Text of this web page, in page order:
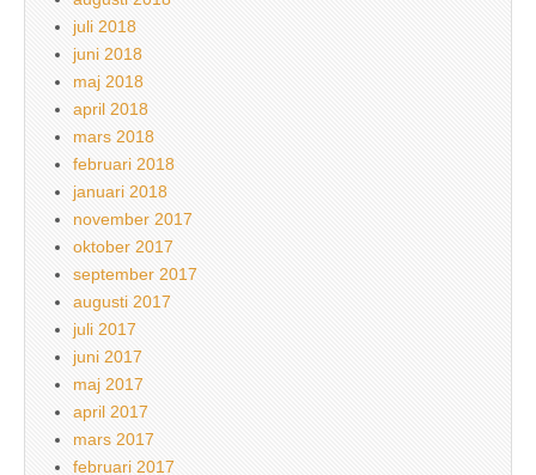
juli 2018
juni 2018
maj 2018
april 2018
mars 2018
februari 2018
januari 2018
november 2017
oktober 2017
september 2017
augusti 2017
juli 2017
juni 2017
maj 2017
april 2017
mars 2017
februari 2017